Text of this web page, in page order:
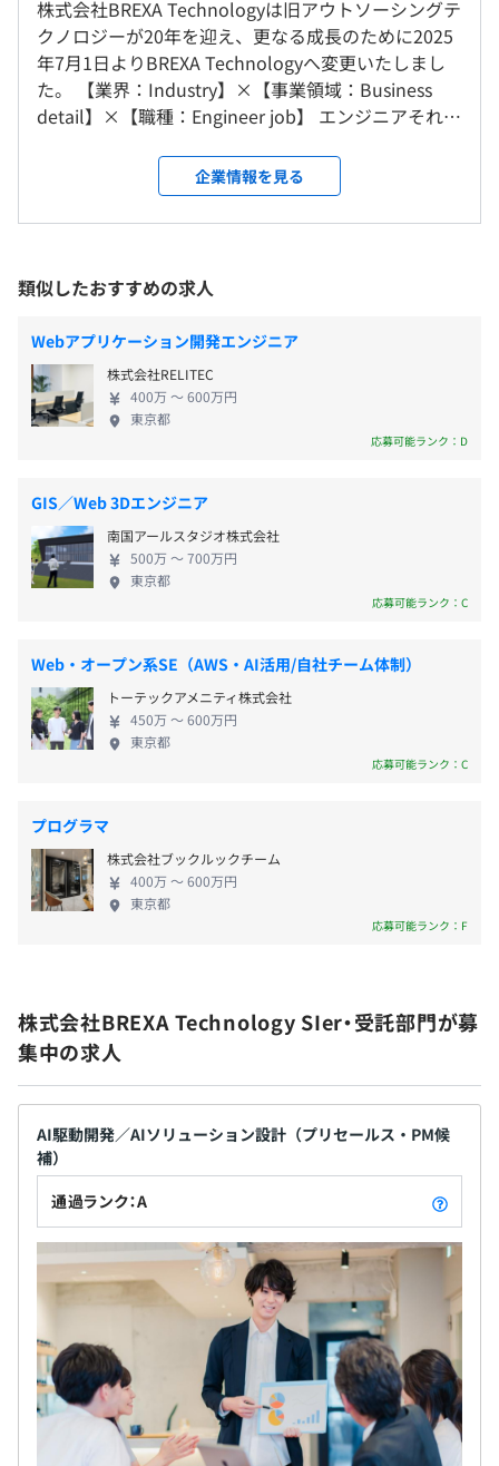
マネジメント、スペシャリストそれぞれの評価基準を設け
ているためご自身の目指すキャリアを築くことが出来る評
価制度になっています。
・大手通信キャリアの公式サイトや社内専用サイトなどで
・直営店やコールセンター、家電量販などで導入されてい
る接客支援システムをクラウドWeb化
■要素技術（要素業務知識）
・Python（フレームワーク：Flask）、AWS各種サービス
知識、HTML5、
・既存の分散している機能の掌握、キャリアシステム情報
■身につくスキル
・要件定義、機能定義など上流工程のスキル
・プロジェクトマネジメント能力（複数プロジェクトのマ
ネジメントスキル／顧客折衝／ヒアリング／提案)
【事例2】
■概要
大手通信キャリア行動予測アプリケーションの実証実験
■要素技術（要素業務知識）
タサイエンス
・インフラ：AWS（EC2、Lambda、S3、API Gateway、
CloudFront、RDS、DynamoDB、Cognito)
■身につくスキル
の習得、技術調査能力の向上
【事例3】
■概要
大手建設業向け、AIOCRを利用した契約書の分類分け実証
実験
■要素技術（要素業務知識）
Python、マシンラーニング、データサイエンス
■身につくスキル
・ユーザー企業への提案スキル、実証実験に伴う折衝スキ
ル（※いかにユーザーへ分かりやすく技術要素を説明）
・AI、データサイエンススキル
【事例4】
就業場所の変更範囲
＜雇入時＞
銀座6丁目－SQUARE
＜変更範囲＞
都内近郊拠点
受動喫煙防止措置に関する事項
東銀座駅
昇給：年1回(4月)
は年収提示額を保証するものではありません）
9:00 ～ 18:00
※プロジェクトによって異なるケースがあります。
休憩時間：60分
平均残業時間：平均15時間／月
※完全週休二日制
◆夏季休暇
◆年末年始休暇
◆慶弔休暇
◆有給休暇（初年度10日）★有給休暇取得率78.6％
◆介護休暇
◆深夜手当
◆出張手当
◆家族手当（配偶者／月1万3000円、子ども[18歳未満]／
第一子：月6000円、第二子以降：月4000円）
◆社会保険完備
◆引越費用負担（入社に伴って引越しが必要な場合に支
給）※社内規定あり
◆資格取得祝金
◆借上社宅制度
◆慶弔金制度
◆確定拠出年金制度（401K）
◆提携保養所
◆キャリアカウンセリング
◆各種優待サービス
◆屋内原則禁煙（特定屋外喫煙場所や喫煙専用室設置あ
り）
株式会社BREXA Technologyは旧アウトソーシングテ
クノロジーが20年を迎え、更なる成長のために2025
年7月1日よりBREXA Technologyへ変更いたしまし
た。 【業界：Industry】×【事業領域：Business
detail】×【職種：Engineer job】 エンジニアそれぞ
■業界：Industry 製造、建設、医薬、情報通信、金
融、官公庁、医療・福祉、物流、小売 etc. ■事業領
域：Business detail 人材派遣、SES、業務請負（常
職種：Engineer job インフラエンジニア（ネットワ
ーク・サーバー・クラウド・データベース・セキュ
リティ） 開発エンジニア（システム・WEB・組み込
み・モバイル） Maas、移動体通信、ICT、ITサポー
ト事務、デザイン BREXA Technologyの強みは、対
応可能な分野、領域、技術の幅広さや奥深さです。
利益をM＆Aなどによる技術メニューの拡大に積極投
品・サービスを調達してくる商社としての機能や、
高度なSI機能も有し、さらには自社でパッケージサ
ービスや プロダクトを生み出す開発会社としての顔
も持っています。 そのため、対応可能な技術領域は
SIからインフラ基盤構築、アプリ開発、 WEBサイト
範にわたり、 開発、運用・保守はもちろん、企画や
要件定義、設計といった上流工程まで網羅していま
す。 【育休・産休取得率100%】 女性ITエンジニア
の比率が32%と業界でも異例の比率となっていま
す。ライフイベントの多い女性社員に対しても、育
も多数あります。育休・産休の取得希望者は100%と
なっており、産休・育休からの復帰率も98%。事業
領域が広く案件も豊富な当社だからこそ、ワークラ
イフバランスと両立したキャリア形成が可能です。
が、自由な社風の中で、新しい領域にチャレンジし
ていただくことが可能です。 また、ひと月の平均残
業時間は15.1時間（2024年12月）であり、学習・趣
味・家庭などに費やす時間を増やすことができワー
クライフバランスの実現に貢献しています。
企業情報を見る
類似したおすすめの求人
Webアプリケーション開発エンジニア
株式会社RELITEC
400万 〜 600万円
東京都
応募可能ランク：D
GIS／Web 3Dエンジニア
南国アールスタジオ株式会社
500万 〜 700万円
東京都
応募可能ランク：C
Web・オープン系SE（AWS・AI活用/自社チーム体制）
トーテックアメニティ株式会社
450万 〜 600万円
東京都
応募可能ランク：C
プログラマ
株式会社ブックルックチーム
400万 〜 600万円
東京都
応募可能ランク：F
株式会社BREXA Technology SIer・受託部門が募
集中の求人
AI駆動開発／AIソリューション設計（プリセールス・PM候
補）
通過ランク：A